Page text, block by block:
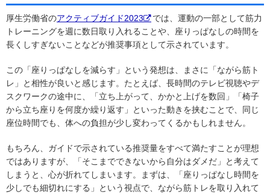
厚生労働省のアクティブガイド2023
では、運動の一部として筋力
トレーニングを週に数日取り入れることや、座りっぱなしの時間を
長くしすぎないことなどが推奨事項として示されています。
この「座りっぱなしを減らす」という発想は、まさに「ながら筋ト
レ」と相性が良いと感じます。たとえば、長時間のテレビ視聴やデ
スクワークの途中に、「立ち上がって、かかと上げを数回」「椅子
から立ち座りを何度か繰り返す」といった動きを挟むことで、同じ
座位時間でも、体への負担が少し変わってくるかもしれません。
もちろん、ガイドで示されている推奨量をすべて満たすことが理想
ではありますが、「そこまでできないから自分はダメだ」と考えて
しまうと、心が折れてしまいます。まずは、「座りっぱなし時間を
少しでも細切れにする」という視点で、ながら筋トレを取り入れて